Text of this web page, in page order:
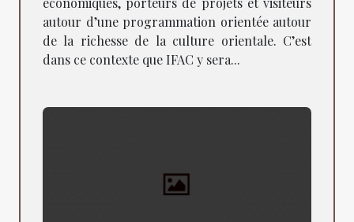
autour d’une programmation orientée autour
de la richesse de la culture orientale. C’est
dans ce contexte que IFAC y sera...